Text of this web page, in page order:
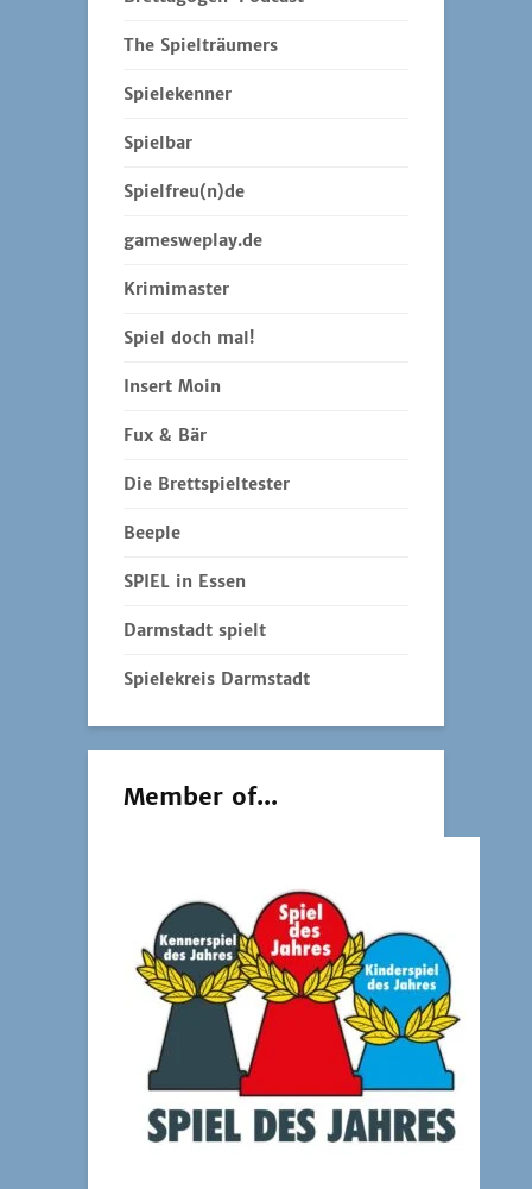
The Spielträumers
Spielekenner
Spielbar
Spielfreu(n)de
gamesweplay.de
Krimimaster
Spiel doch mal!
Insert Moin
Fux & Bär
Die Brettspieltester
Beeple
SPIEL in Essen
Darmstadt spielt
Spielekreis Darmstadt
Member of...